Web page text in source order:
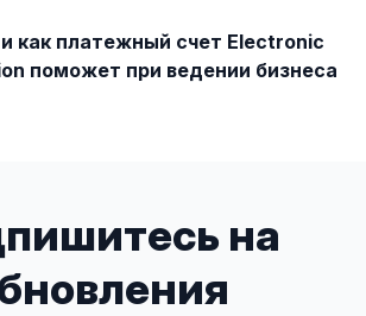
и как платежный счет Electronic
поможет при ведении бизнеса
на